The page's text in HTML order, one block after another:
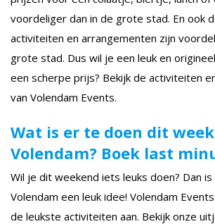
voordeliger dan in de grote stad. En ook
activiteiten en arrangementen zijn
grote stad. Dus wil je een leuk en
een scherpe prijs? Bekijk de activiteiten
van Volendam Events.
Wat is er te doen dit
Volendam? Boek last
Wil je dit weekend iets leuks doen? Dan
Volendam een leuk idee! Volendam
de leukste activiteiten aan. Bekijk onze